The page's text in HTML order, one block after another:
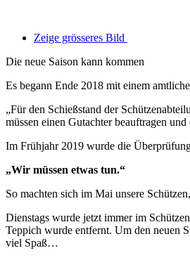
Zeige grösseres Bild
Die neue Saison kann kommen
Es begann Ende 2018 mit einem
„Für den Schießstand der
müssen einen Gutachter beauftragen
Im Frühjahr 2019 wurde die
„Wir müssen etwas tun.“
So machten sich im Mai unsere
Dienstags wurde jetzt immer im
Teppich wurde entfernt. Um den neuen
viel Spaß…